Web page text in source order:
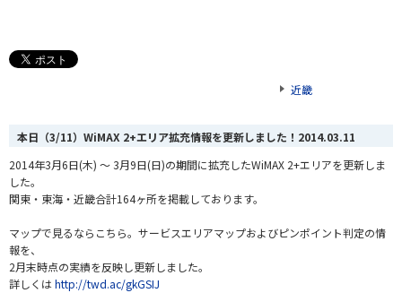
近畿
本日（3/11）WiMAX 2+エリア拡充情報を更新しました！ 2014.03.11
2014年3月6日(木) ～ 3月9日(日)の期間に拡充したWiMAX 2+エリアを更新しま
した。
関東・東海・近畿合計164ヶ所を掲載しております。
マップで見るならこちら。サービスエリアマップおよびピンポイント判定の情
報を、
2月末時点の実績を反映し更新しました。
詳しくはhttp://twd.ac/gkGSIJ